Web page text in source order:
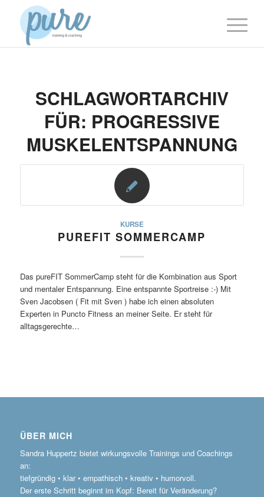
SCHLAGWORTARCHIV
FÜR: PROGRESSIVE
MUSKELENTSPANNUNG
KURSE
PUREFIT SOMMERCAMP
Das pureFIT SommerCamp steht für die Kombination aus Sport
und mentaler Entspannung. Eine entspannte Sportreise :-) Mit
Sven Jacobsen ( Fit mit Sven ) habe ich einen absoluten
Experten in Puncto Fitness an meiner Seite. Er steht für
alltagsgerechte…
ÜBER MICH
Sandra Huppertz bietet wirkungsvolle Trainings und Coachings
an:
tiefgründig • klar • empathisch • kreativ • humorvoll.
Der erste Schritt beginnt im Kopf: Bereit für Veränderung?